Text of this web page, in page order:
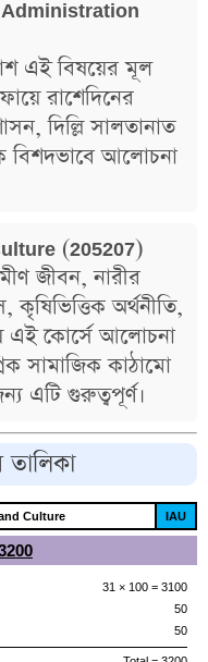
এই বিষয়ের মূল
রাশেদিনের
দিল্লি সালতানাত
বিশদভাবে আলোচনা
(205207)
জীবন, নারীর
কৃষিভিত্তিক অর্থনীতি,
এই কোর্সে আলোচনা
সামাজিক কাঠামো
এটি গুরুত্বপূর্ণ।
তালিকা
Culture IAU
31 × 100 = 3100
50
50